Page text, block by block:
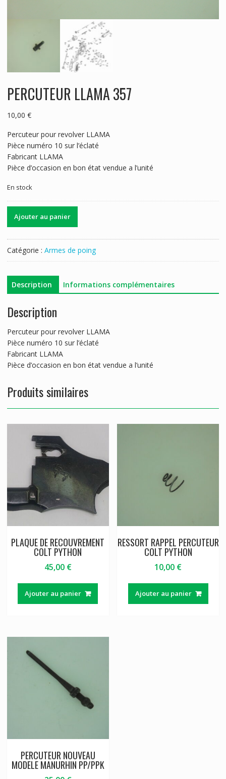
PERCUTEUR LLAMA 357
10,00 €
Percuteur pour revolver LLAMA
Pièce numéro 10 sur l’éclaté
Fabricant LLAMA
Pièce d’occasion en bon état vendue a l’unité
En stock
de
357
Ajouter au panier
Catégorie : Armes de poing
Description Informations complémentaires
Description
Percuteur pour revolver LLAMA
Pièce numéro 10 sur l’éclaté
Fabricant LLAMA
Pièce d’occasion en bon état vendue a l’unité
Produits similaires
PLAQUE DE RECOUVREMENT
COLT PYTHON
45,00 €
Ajouter au panier
RESSORT RAPPEL PERCUTEUR
COLT PYTHON
10,00 €
Ajouter au panier
PERCUTEUR NOUVEAU
MODELE MANURHIN PP/PPK